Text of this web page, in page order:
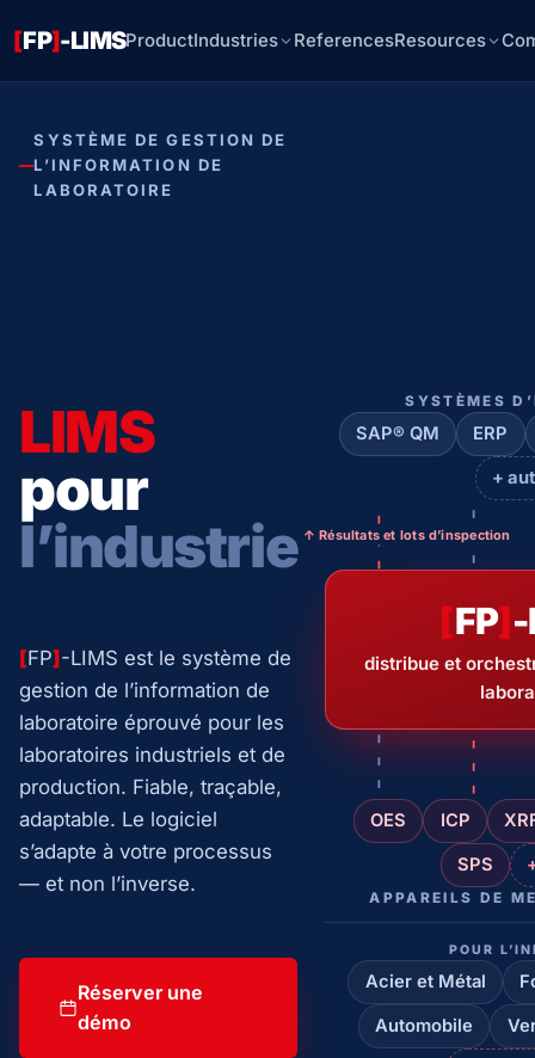
[FP]-LIMSProductIndustries ReferencesResources
SYSTÈME DE GESTION DE
L’INFORMATION DE
LABORATOIRE
LIMS
pour
l’industrie
[FP] -LIMS est le système de
gestion de l’information de
laboratoire éprouvé pour les
laboratoires industriels et de
production. Fiable, traçable,
adaptable. Le logiciel
s’adapte à votre processus
— et non l’inverse.
Réserver une
démo
SYSTÈMES
SAP® QM ERP
+
↑ Résultats et lots d’inspection
[FP]-
distribue et
OES ICP
SPS
APPAREILS DE
POUR
Acier et Métal
Automobile